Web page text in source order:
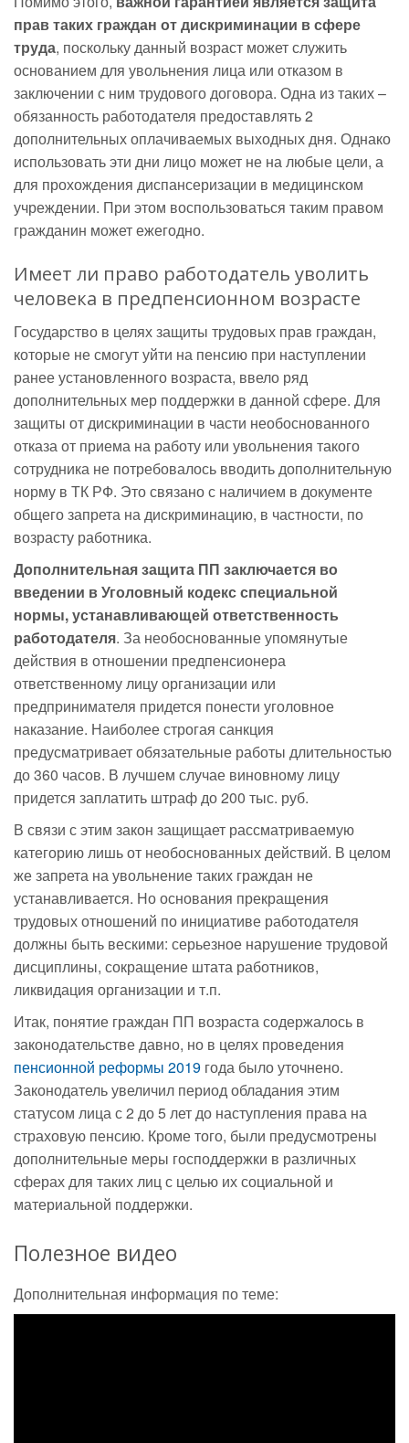
прав таких граждан от дискриминации в сфере
труда, поскольку данный возраст может служить
основанием для увольнения лица или отказом в
заключении с ним трудового договора. Одна из таких –
обязанность работодателя предоставлять 2
дополнительных оплачиваемых выходных дня. Однако
использовать эти дни лицо может не на любые цели, а
для прохождения диспансеризации в медицинском
учреждении. При этом воспользоваться таким правом
гражданин может ежегодно.
Имеет ли право работодатель уволить
человека в предпенсионном возрасте
Государство в целях защиты трудовых прав граждан,
которые не смогут уйти на пенсию при наступлении
ранее установленного возраста, ввело ряд
дополнительных мер поддержки в данной сфере. Для
защиты от дискриминации в части необоснованного
отказа от приема на работу или увольнения такого
сотрудника не потребовалось вводить дополнительную
норму в ТК РФ. Это связано с наличием в документе
общего запрета на дискриминацию, в частности, по
возрасту работника.
Дополнительная защита ПП заключается во
введении в Уголовный кодекс специальной
нормы, устанавливающей ответственность
работодателя. За необоснованные упомянутые
действия в отношении предпенсионера
ответственному лицу организации или
предпринимателя придется понести уголовное
наказание. Наиболее строгая санкция
предусматривает обязательные работы длительностью
до 360 часов. В лучшем случае виновному лицу
придется заплатить штраф до 200 тыс. руб.
В связи с этим закон защищает рассматриваемую
категорию лишь от необоснованных действий. В целом
же запрета на увольнение таких граждан не
устанавливается. Но основания прекращения
трудовых отношений по инициативе работодателя
должны быть вескими: серьезное нарушение трудовой
дисциплины, сокращение штата работников,
ликвидация организации и т.п.
Итак, понятие граждан ПП возраста содержалось в
законодательстве давно, но в целях проведения
пенсионной реформы 2019 года было уточнено.
Законодатель увеличил период обладания этим
статусом лица с 2 до 5 лет до наступления права на
страховую пенсию. Кроме того, были предусмотрены
дополнительные меры господдержки в различных
сферах для таких лиц с целью их социальной и
материальной поддержки.
Полезное видео
Дополнительная информация по теме: